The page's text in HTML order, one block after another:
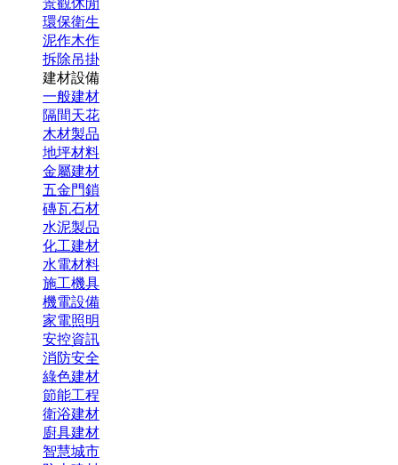
景觀休閒
環保衛生
泥作木作
拆除吊掛
建材設備
一般建材
隔間天花
木材製品
地坪材料
金屬建材
五金門鎖
磚瓦石材
水泥製品
化工建材
水電材料
施工機具
機電設備
家電照明
安控資訊
消防安全
綠色建材
節能工程
衛浴建材
廚具建材
智慧城市